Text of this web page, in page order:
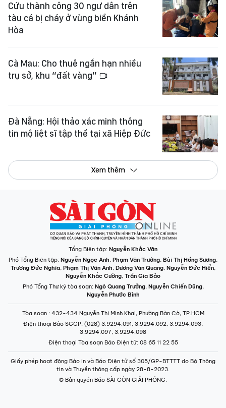
Cứu thành công 30 ngư dân trên
tàu cá bị cháy ở vùng biển Khánh
Hòa
Cà Mau: Cho thuê ngắn hạn nhiều
trụ sở, khu “đất vàng”
Đà Nẵng: Hội thảo xác minh thông
tin mộ liệt sĩ tập thể tại xã Hiệp Đức
Xem thêm
Tổng Biên tập: Nguyễn Khắc Văn
Phó Tổng Biên tập: Nguyễn Ngọc Anh, Phạm Văn Trường, Bùi Thị Hồng Sương,
Trương Đức Nghĩa, Phạm Thị Vân Anh, Dương Văn Quang, Nguyễn Đức Hiển,
Nguyễn Khắc Cường, Trần Gia Bảo
Phó Tổng Thư ký tòa soạn: Ngô Quang Trưởng, Nguyễn Chiến Dũng,
Nguyễn Phước Bình
Tòa soạn : 432-434 Nguyễn Thị Minh Khai, Phường Bàn Cờ, TP.HCM
Điện thoại Báo SGGP: (028) 3.9294.091, 3.9294.092, 3.9294.093,
3.9294.097, 3.9294.098
Điện thoại Tòa soạn Báo Điện tử: 08 65 11 22 55
Giấy phép hoạt động Báo in và Báo Điện tử số 305/GP-BTTTT do Bộ Thông
tin và Truyền thông cấp ngày 28-8-2023.
© Bản quyền Báo SÀI GÒN GIẢI PHÓNG.